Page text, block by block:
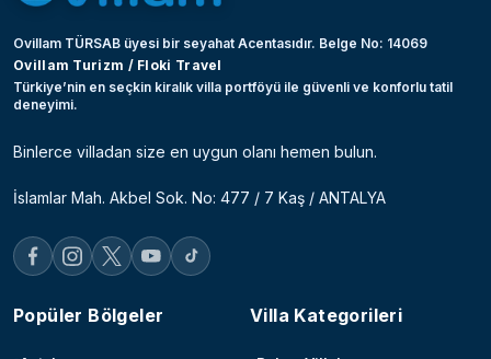
Ovillam TÜRSAB üyesi bir seyahat Acentasıdır. Belge No: 14069
Ovillam Turizm / Floki Travel
Türkiye’nin en seçkin kiralık villa portföyü ile güvenli ve konforlu tatil
deneyimi.
Binlerce villadan size en uygun olanı hemen bulun.
İslamlar Mah. Akbel Sok. No: 477 / 7 Kaş / ANTALYA
Popüler Bölgeler Villa Kategorileri